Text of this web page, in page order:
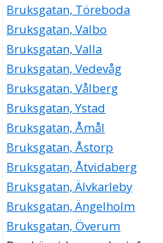
Bruksgatan, Töreboda
Bruksgatan, Valbo
Bruksgatan, Valla
Bruksgatan, Vedevåg
Bruksgatan, Vålberg
Bruksgatan, Ystad
Bruksgatan, Åmål
Bruksgatan, Åstorp
Bruksgatan, Åtvidaberg
Bruksgatan, Älvkarleby
Bruksgatan, Ängelholm
Bruksgatan, Överum